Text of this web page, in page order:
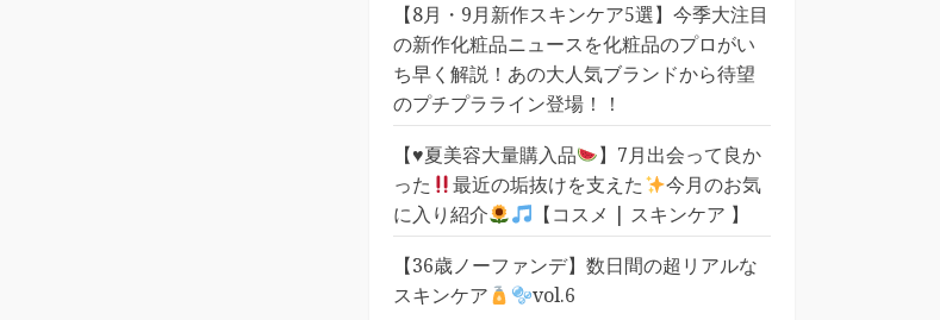
【8月・9月新作スキンケア5選】今季大注目
の新作化粧品ニュースを化粧品のプロがい
ち早く解説！あの大人気ブランドから待望
のプチプラライン登場！！
【♥️夏美容大量購入品
】7月出会って良か
った
最近の垢抜けを支えた
今月のお気
に入り紹介
【コスメ | スキンケア 】
【36歳ノーファンデ】数日間の超リアルな
スキンケア
vol.6